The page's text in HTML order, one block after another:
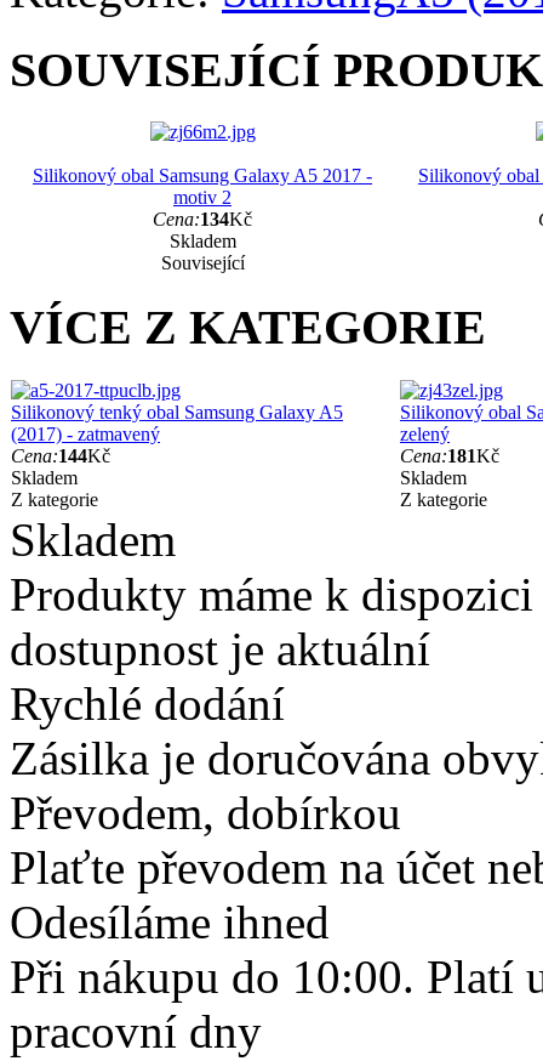
SOUVISEJÍCÍ
Silikonový obal Samsung Galaxy A5 2017 -
motiv 2
Cena:134Kč
Skladem
Související
Silikonový obal
VÍCE Z KATEGORIE
Silikonový tenký obal Samsung Galaxy A5
(2017) - zatmavený
Cena:144Kč
Skladem
Z kategorie
Silikonový obal
zelený
Cena:181Kč
Skladem
Z kategorie
Skladem
Produkty máme k
dostupnost je aktuální
Rychlé dodání
Zásilka je doručována
Převodem, dobírkou
Plaťte převodem na účet
Odesíláme ihned
Při nákupu do 10:00. Platí
pracovní dny